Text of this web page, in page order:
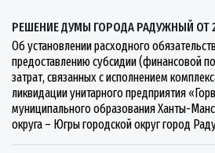
РЕШЕНИЕ ДУМЫ ГОРОДА РАДУЖНЫЙ ОТ
Об установлении расходного
предоставлению субсидии (финансовой
затрат, связанных с исполнением
ликвидации унитарного предприятия
муниципального образования Ханты-
округа – Югры городской округ город